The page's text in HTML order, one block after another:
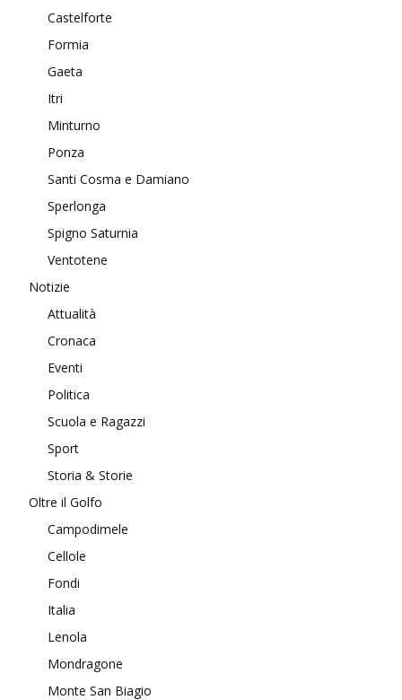
Castelforte
Formia
Gaeta
Itri
Minturno
Ponza
Santi Cosma e Damiano
Sperlonga
Spigno Saturnia
Ventotene
Notizie
Attualità
Cronaca
Eventi
Politica
Scuola e Ragazzi
Sport
Storia & Storie
Oltre il Golfo
Campodimele
Cellole
Fondi
Italia
Lenola
Mondragone
Monte San Biagio